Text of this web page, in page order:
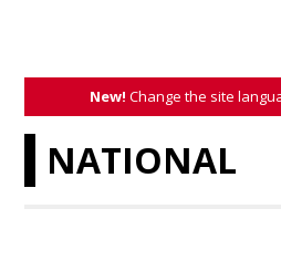
New! Change the site
NATIONAL